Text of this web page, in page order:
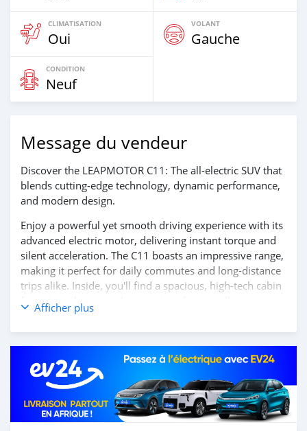
CLIMATISATION
Oui
VOLANT
Gauche
CONDITION
Neuf
Message du vendeur
Discover the LEAPMOTOR C11: The all-electric SUV that
blends cutting-edge technology, dynamic performance,
and modern design.
Enjoy a powerful yet smooth driving experience with its
advanced electric motor, delivering instant torque and
silent acceleration. The C11 boasts an impressive range,
making it perfect for daily commutes and long-distance
trips alike. Inside, you'll find a spacious, high-tech cabin
featuring a large touchscreen interface, intelligent
connectivity options, and the latest driver-assistance
systems for enhanced safety and convenience.
Step into the future of electric mobility with the
LEAPMOTOR C11.
Contact us today to learn more and book your test
drive!
Afficher plus